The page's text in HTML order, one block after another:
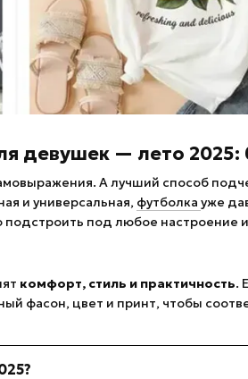
девушек — лето 2025:
А лучший способ
и универсальная, футболка уже
под любое настроение и
комфорт, стиль и практичность.
фасон, цвет и принт, чтобы